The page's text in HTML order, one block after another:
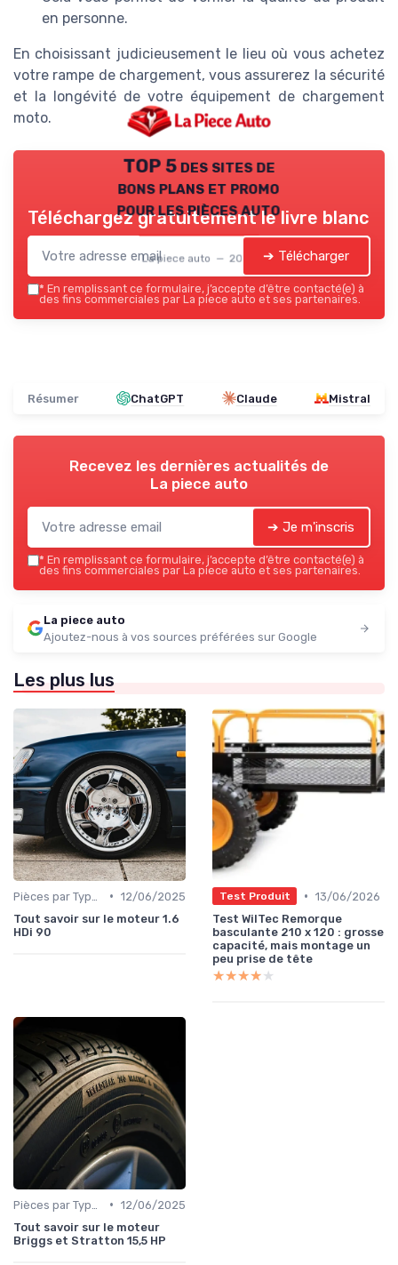
en personne.
En choisissant judicieusement le lieu où vous achetez
votre rampe de chargement, vous assurerez la sécurité
et la longévité de votre équipement de chargement
moto.
TOP 5 des sites de
bons plans et promo
pour les pièces auto
La piece auto — 2026
Téléchargez gratuitement le livre blanc
➔ Télécharger
* En remplissant ce formulaire, j’accepte d’être contacté(e) à
des fins commerciales par La piece auto et ses partenaires.
Résumer ChatGPT Claude Mistral
Recevez les dernières actualités de
La piece auto
➔ Je m'inscris
* En remplissant ce formulaire, j’accepte d’être contacté(e) à
des fins commerciales par La piece auto et ses partenaires.
La piece auto
Ajoutez-nous à vos sources préférées sur Google
Les plus lus
• 12/06/2025
Tout savoir sur le moteur 1.6
HDi 90
Test Produit • 13/06/2026
Test WilTec Remorque
basculante 210 x 120 : grosse
capacité, mais montage un
peu prise de tête
★★★★★
★★★★★
• 12/06/2025
Tout savoir sur le moteur
Briggs et Stratton 15,5 HP